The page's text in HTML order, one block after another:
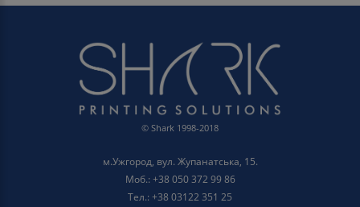
© Shark 1998-2018
м.Ужгород, вул. Жупанатська, 15.
Моб.: +38 050 372 99 86
Тел.: +38 03122 351 25